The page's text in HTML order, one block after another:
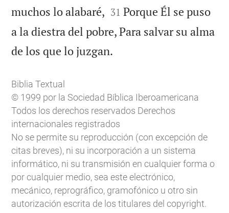
muchos lo alabaré, 

31 Porque Él se puso
a la diestra del pobre, Para salvar su alma
de los que lo juzgan.
Biblia Textual
© 1999 por la Sociedad Bíblica Iberoamericana
Todos los derechos reservados Derechos
internacionales registrados
No se permite su reproducción (con excepción de
citas breves), ni su incorporación a un sistema
informático, ni su transmisión en cualquier forma o
por cualquier medio, sea este electrónico,
mecánico, reprográfico, gramofónico u otro sin
autorización escrita de los titulares del copyright.